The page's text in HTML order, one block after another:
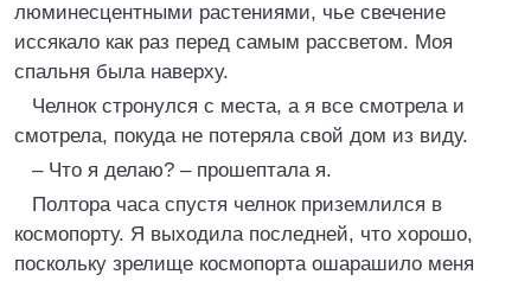
люминесцентными растениями, чье свечение
иссякало как раз перед самым рассветом. Моя
спальня была наверху.
Челнок стронулся с места, а я все смотрела и
смотрела, покуда не потеряла свой дом из виду.
– Что я делаю? – прошептала я.
Полтора часа спустя челнок приземлился в
космопорту. Я выходила последней, что хорошо,
поскольку зрелище космопорта ошарашило меня